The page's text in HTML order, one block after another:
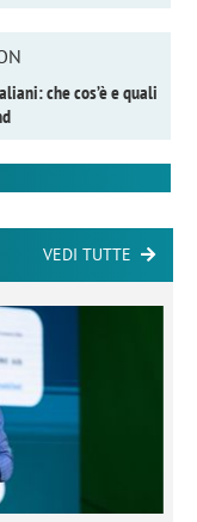
che cos’è e quali
VEDI TUTTE